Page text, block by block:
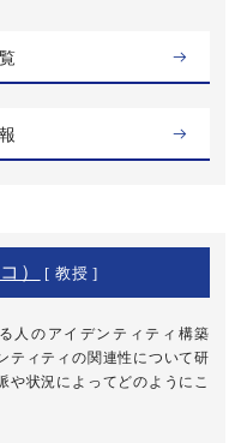
） [ 教授 ]
人のアイデンティティ構築
ティティの関連性について研
や状況によってどのようにこ